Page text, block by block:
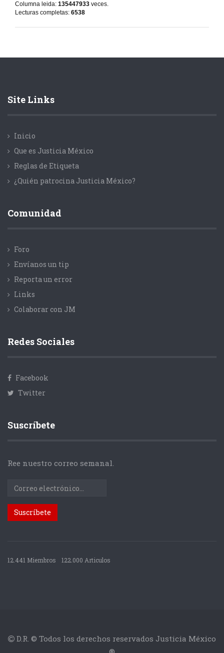
Columna leida: 135447933 veces.
Lecturas completas: 6538
Site Links
Inicio
Que es Justicia México
Reglas de Etiqueta
¿Quién patrocina Justicia México?
Comunidad
Foro
Envíanos un tip
Reporta un error
Links
Colaborar con JM
Redes Sociales
Facebook
Twitter
Suscríbete
Ree nuestro correo semanal.
12.441 Miembros 122.000 Articulos
D.R. © Todos los derechos reservados Justicia México